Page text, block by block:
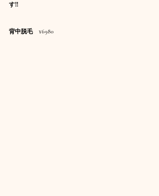
す‼️
背中脱毛　¥6980